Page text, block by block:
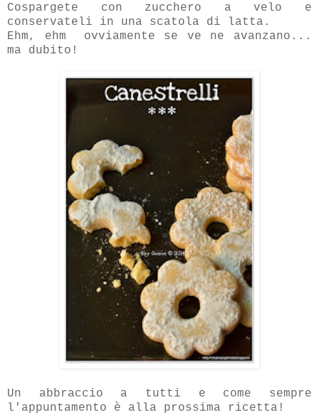
Cospargete con zucchero a velo e
conservateli in una scatola di latta.
Ehm, ehm ovviamente se ve ne avanzano...
ma dubito!
Un abbraccio a tutti e come sempre
l'appuntamento è alla prossima ricetta!